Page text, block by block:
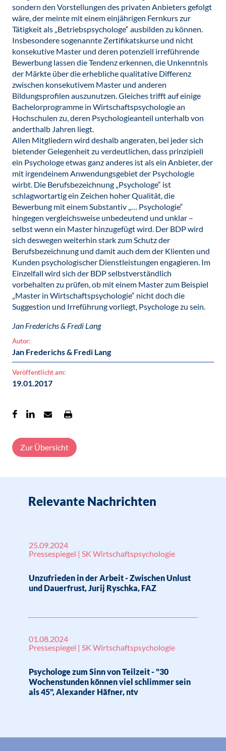
sondern den Vorstellungen des privaten Anbieters gefolgt
wäre, der meinte mit einem einjährigen Fernkurs zur
Tätigkeit als „Betriebspsychologe“ ausbilden zu können.
Insbesondere sogenannte Zertifikatskurse und nicht
konsekutive Master und deren potenziell irreführende
Bewerbung lassen die Tendenz erkennen, die Unkenntnis
der Märkte über die erhebliche qualitative Differenz
zwischen konsekutivem Master und anderen
Bildungsprofilen auszunutzen. Gleiches trifft auf einige
Bachelorprogramme in Wirtschaftspsychologie an
Hochschulen zu, deren Psychologieanteil unterhalb von
anderthalb Jahren liegt.
Allen Mitgliedern wird deshalb angeraten, bei jeder sich
bietender Gelegenheit zu verdeutlichen, dass prinzipiell
ein Psychologe etwas ganz anderes ist als ein Anbieter, der
mit irgendeinem Anwendungsgebiet der Psychologie
wirbt. Die Berufsbezeichnung „Psychologe“ ist
schlagwortartig ein Zeichen hoher Qualität, die
Bewerbung mit einem Substantiv „… Psychologie“
hingegen vergleichsweise unbedeutend und unklar –
selbst wenn ein Master hinzugefügt wird. Der BDP wird
sich deswegen weiterhin stark zum Schutz der
Berufsbezeichnung und damit auch dem der Klienten und
Kunden psychologischer Dienstleistungen engagieren. Im
Einzelfall wird sich der BDP selbstverständlich
vorbehalten zu prüfen, ob mit einem Master zum Beispiel
„Master in Wirtschaftspsychologie“ nicht doch die
Suggestion und Irreführung vorliegt, Psychologe zu sein.
Jan Frederichs & Fredi Lang
Autor:
Jan Frederichs & Fredi Lang
Veröffentlicht am:
19.01.2017
Zur Übersicht
Relevante Nachrichten
25.09.2024
Pressespiegel | SK Wirtschaftspsychologie
Unzufrieden in der Arbeit - Zwischen Unlust
und Dauerfrust, Jurij Ryschka, FAZ
01.08.2024
Pressespiegel | SK Wirtschaftspsychologie
Psychologe zum Sinn von Teilzeit - "30
Wochenstunden können viel schlimmer sein
als 45", Alexander Häfner, ntv